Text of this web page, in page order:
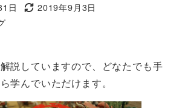
日
2019年9月3日
説していますので、どなたでも手
学んでいただけます。